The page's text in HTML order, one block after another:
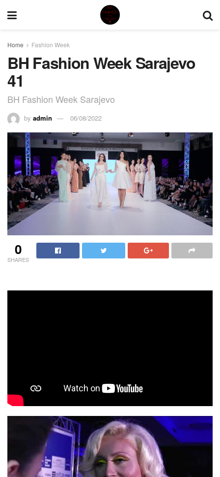
Home Fashion Week
BH Fashion Week Sarajevo
41
BH Fashion Week Sarajevo
by admin 06/08/2022
0
SHARES